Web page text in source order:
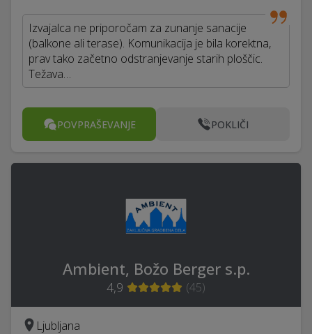
Izvajalca ne priporočam za zunanje sanacije
(balkone ali terase). Komunikacija je bila korektna,
prav tako začetno odstranjevanje starih ploščic.
Težava…
POVPRAŠEVANJE POKLIČI
Ambient, Božo Berger s.p.
4,9 (45)
Ljubljana